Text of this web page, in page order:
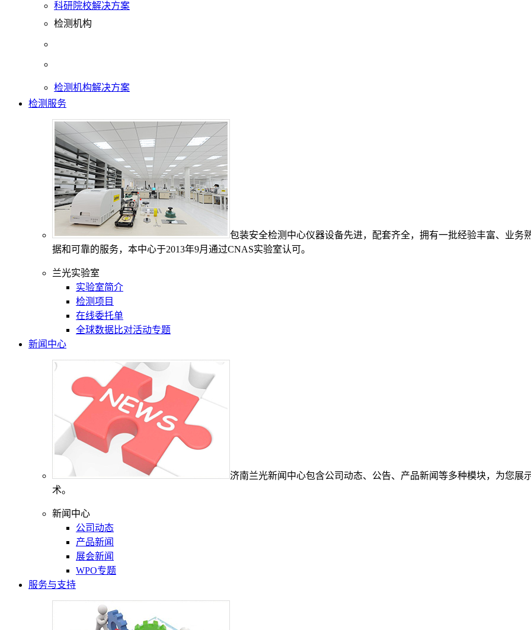
科研院校解决方案
检测机构
检测机构解决方案
检测服务
包装安全检测中心仪器设备先进，配套齐全，拥有一批经验丰富、业
据和可靠的服务，本中心于2013年9月通过CNAS实验室认可。
兰光实验室
实验室简介
检测项目
在线委托单
全球数据比对活动专题
新闻中心
济南兰光新闻中心包含公司动态、公告、产品新闻等多种模块，为您
术。
新闻中心
公司动态
产品新闻
展会新闻
WPO专题
服务与支持